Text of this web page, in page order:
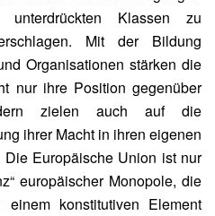
Klassen zu
Mit der Bildung
Organisationen stärken die
nur ihre Position gegenüber
zielen auch auf die
ihrer Macht in ihren eigenen
Europäische Union ist nur
europäischer Monopole, die
konstitutiven Element